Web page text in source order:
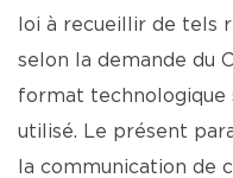
loi à recueillir de tels
selon la demande du
format
utilisé. Le présent
la communication de